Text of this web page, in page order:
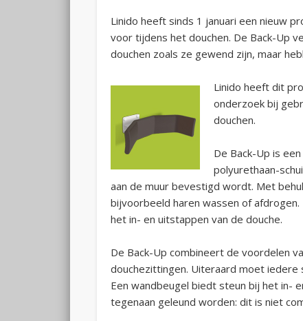
Linido heeft sinds 1 januari een nieuw
voor tijdens het douchen. De Back-Up
douchen zoals ze gewend zijn, maar
Linido heeft dit
onderzoek bij
douchen.
De Back-Up is
polyurethaan-
aan de muur bevestigd wordt. Met
bijvoorbeeld haren wassen of
het in- en uitstappen van de douche.
De Back-Up combineert de voordelen
douchezittingen. Uiteraard moet
Een wandbeugel biedt steun bij het in-
tegenaan geleund worden: dit is niet